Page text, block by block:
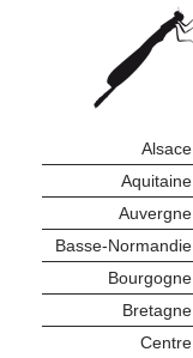
Alsace
Aquitaine
Auvergne
Basse-Normandie
Bourgogne
Bretagne
Centre